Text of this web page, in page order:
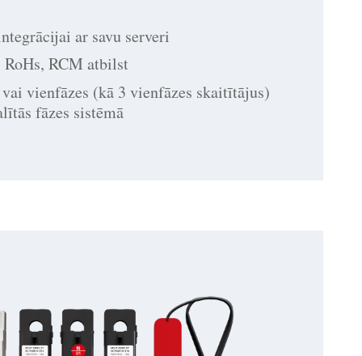
ar savu serveri
RCM atbilst
vienfāzes (kā 3 vienfāzes skaitītājus)
fāzes sistēmā